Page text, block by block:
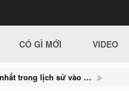
CÓ GÌ MỚI VIDEO
Vụ tấn công mạng lớn nhất trong lịch sử vào công ty điện lực Israel